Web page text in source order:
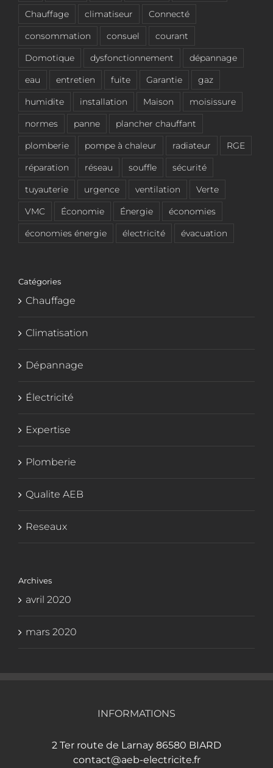
Chauffage climatiseur
Connecté
consommation
consuel
courant
Domotique
dysfonctionnement
dépannage
eau
entretien fuite Garantie
gaz
humidite
installation Maison
moisissure
normes
panne
plancher chauffant
plomberie
pompe à chaleur radiateur
RGE
réparation
réseau souffle
sécurité
tuyauterie
urgence ventilation
Verte
VMC
Économie Énergie
économies
économies énergie
électricité évacuation
Catégories
Chauffage
Climatisation
Dépannage
Électricité
Expertise
Plomberie
Qualite AEB
Reseaux
Archives
avril 2020
mars 2020
INFORMATIONS
2 Ter route de Larnay 86580 BIARD
contact@aeb-electricite.fr